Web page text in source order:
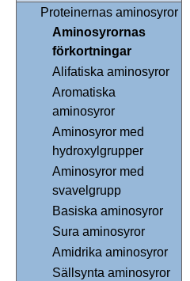
Proteinernas aminosyror
Aminosyrornas
förkortningar
Alifatiska aminosyror
Aromatiska
aminosyror
Aminosyror med
hydroxylgrupper
Aminosyror med
svavelgrupp
Basiska aminosyror
Sura aminosyror
Amidrika aminosyror
Sällsynta aminosyror